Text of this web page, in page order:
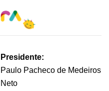
Presidente:
Paulo Pacheco de Medeiros
Neto